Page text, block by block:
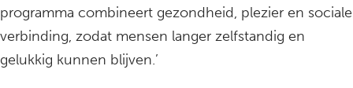
programma combineert gezondheid, plezier en sociale
verbinding, zodat mensen langer zelfstandig en
gelukkig kunnen blijven.’